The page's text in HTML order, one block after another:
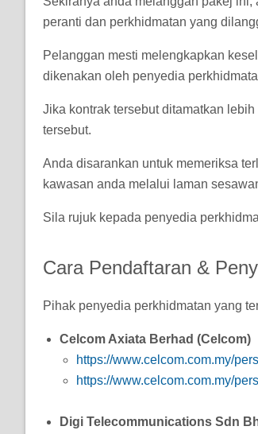
peranti dan perkhidmatan yang
Pelanggan mesti melengkapkan
dikenakan oleh penyedia
Jika kontrak tersebut ditamatkan
tersebut.
Anda disarankan untuk memeriksa
kawasan anda melalui laman
Sila rujuk kepada penyedia
Cara Pendaftaran &
Pihak penyedia perkhidmatan yang
Celcom Axiata Berhad (Celcom)
https://www.celcom.com.my/
https://www.celcom.com.my/
Digi Telecommunications Sdn